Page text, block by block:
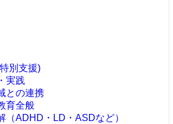
別支援)
実践
との連携
育全般
（ADHD・LD・ASDなど）